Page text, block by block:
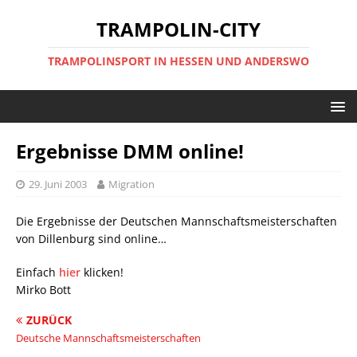
TRAMPOLIN-CITY
TRAMPOLINSPORT IN HESSEN UND ANDERSWO
Ergebnisse DMM online!
29. Juni 2003 Migration
Die Ergebnisse der Deutschen Mannschaftsmeisterschaften
von Dillenburg sind online…
Einfach hier klicken!
Mirko Bott
ZURÜCK
Deutsche Mannschaftsmeisterschaften